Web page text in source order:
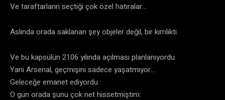
Ve taraftarların seçtiği çok özel hatıralar…
Aslında orada saklanan şey objeler değil, bir kimlikti.
Ve bu kapsülün 2106 yılında açılması planlanıyordu.
Yani Arsenal, geçmişini sadece yaşatmıyor…
Geleceğe emanet ediyordu.
O gün orada şunu çok net hissetmiştim: